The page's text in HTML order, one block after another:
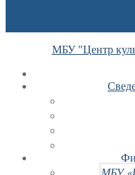
МБУ "Центр